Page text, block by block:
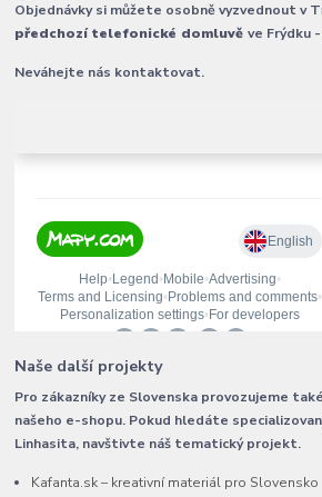
Objednávky si můžete osobně vyzvednout v
předchozí telefonické domluvěve Frýdku
Neváhejte nás kontaktovat.
Naše další projekty
Pro zákazníky ze Slovenska provozujeme
našeho e-shopu. Pokud hledáte
Linhasita, navštivte náš tematický projekt.
Kafanta.sk – kreativní materiál pro Slovensko